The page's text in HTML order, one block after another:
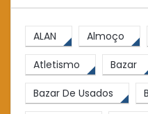
ALAN Almoço
Atletismo Bazar
Bazar De Usados